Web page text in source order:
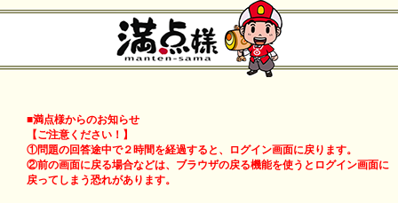
■満点様からのお知らせ
【ご注意ください！】
①問題の回答途中で２時間を経過すると、ログイン画面に戻ります。
②前の画面に戻る場合などは、ブラウザの戻る機能を使うとログイン画面に
戻ってしまう恐れがあります。